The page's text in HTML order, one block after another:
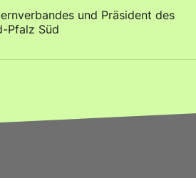
und Präsident des
Pfalz Süd